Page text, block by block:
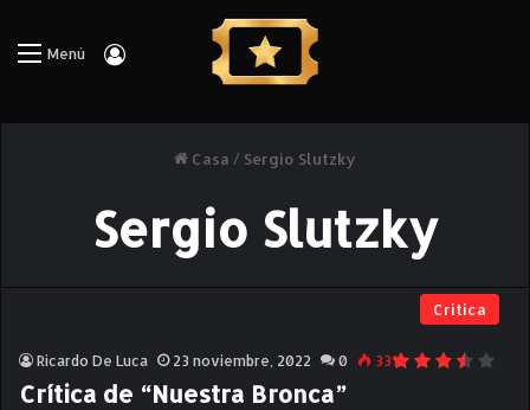
Menú Iniciar Sesión
Casa / Sergio Slutzky
Sergio Slutzky
Critica
Ricardo De Luca 23 noviembre, 2022 0 331
Crítica de “Nuestra Bronca”